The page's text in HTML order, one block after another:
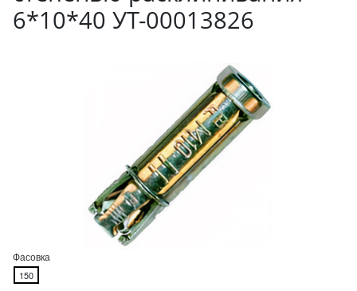
6*10*40 УТ-00013826
Фасовка
150